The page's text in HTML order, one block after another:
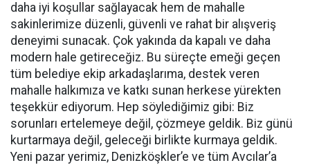
daha iyi koşullar sağlayacak hem de mahalle
sakinlerimize düzenli, güvenli ve rahat bir alışveriş
deneyimi sunacak. Çok yakında da kapalı ve daha
modern hale getireceğiz. Bu süreçte emeği geçen
tüm belediye ekip arkadaşlarıma, destek veren
mahalle halkımıza ve katkı sunan herkese yürekten
teşekkür ediyorum. Hep söylediğimiz gibi: Biz
sorunları ertelemeye değil, çözmeye geldik. Biz günü
kurtarmaya değil, geleceği birlikte kurmaya geldik.
Yeni pazar yerimiz, Denizköşkler’e ve tüm Avcılar’a